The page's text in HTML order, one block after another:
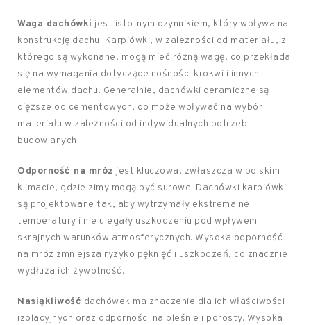
Waga dachówki jest istotnym czynnikiem, który wpływa na
konstrukcję dachu. Karpiówki, w zależności od materiału, z
którego są wykonane, mogą mieć różną wagę, co przekłada
się na wymagania dotyczące nośności krokwi i innych
elementów dachu. Generalnie, dachówki ceramiczne są
cięższe od cementowych, co może wpływać na wybór
materiału w zależności od indywidualnych potrzeb
budowlanych.
Odporność na mróz jest kluczowa, zwłaszcza w polskim
klimacie, gdzie zimy mogą być surowe. Dachówki karpiówki
są projektowane tak, aby wytrzymały ekstremalne
temperatury i nie ulegały uszkodzeniu pod wpływem
skrajnych warunków atmosferycznych. Wysoka odporność
na mróz zmniejsza ryzyko pęknięć i uszkodzeń, co znacznie
wydłuża ich żywotność.
Nasiąkliwość dachówek ma znaczenie dla ich właściwości
izolacyjnych oraz odporności na pleśnie i porosty. Wysoka